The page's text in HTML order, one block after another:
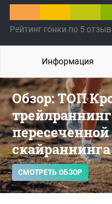
Рейтинг гонки по 5
Обзор: ТОП
СМОТРЕТЬ ОБЗОР
Информация